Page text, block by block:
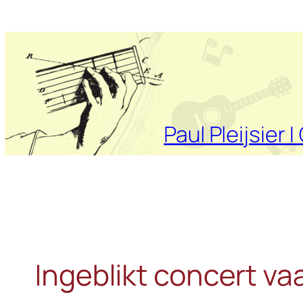
naar
inhoud
Paul Pleijsier
Ingeblikt concert